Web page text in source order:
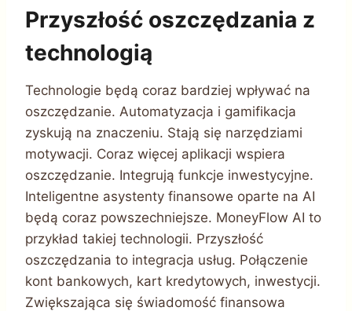
Przyszłość oszczędzania z
technologią
Technologie będą coraz bardziej wpływać na
oszczędzanie. Automatyzacja i gamifikacja
zyskują na znaczeniu. Stają się narzędziami
motywacji. Coraz więcej aplikacji wspiera
oszczędzanie. Integrują funkcje inwestycyjne.
Inteligentne asystenty finansowe oparte na AI
będą coraz powszechniejsze. MoneyFlow AI to
przykład takiej technologii. Przyszłość
oszczędzania to integracja usług. Połączenie
kont bankowych, kart kredytowych, inwestycji.
Zwiększająca się świadomość finansowa